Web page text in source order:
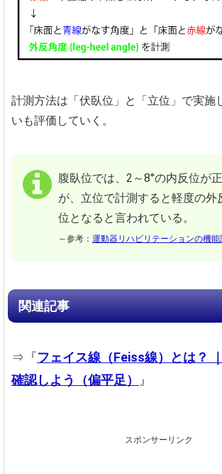
計測方法は「伏臥位」と「立位」で実施
いも評価していく。
腹臥位では、2～8°の内反位が
が、立位で計測すると軽度の外
位となると言われている。
～参考： 運動器リハビリテーションの機能
関連記事
⇒『フェイス線（Feiss線）とは？
確認しよう（偏平足） 』
スポンサーリンク